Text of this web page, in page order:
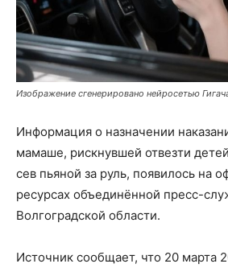
Изображение сгенерировано нейросетью
Информация о назначении
мамаше, рискнувшей отвезти
сев пьяной за руль, появилось на
ресурсах объединённой пресс-
Волгоградской области.
Источник сообщает, что 20 марта